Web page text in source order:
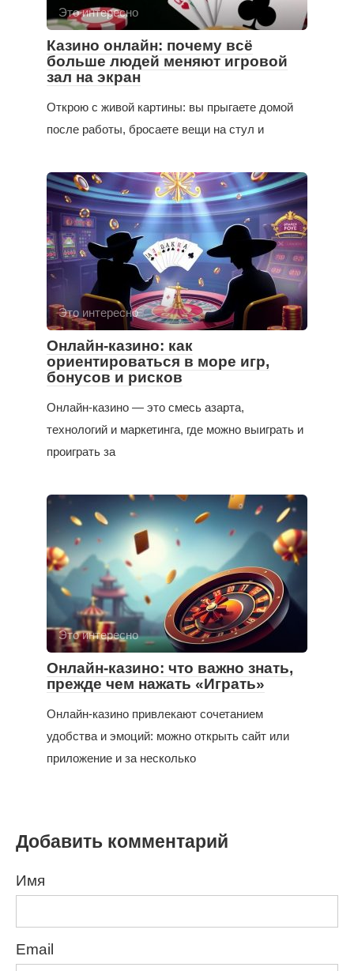
Это интересно
Казино онлайн: почему всё
больше людей меняют игровой
зал на экран
Открою с живой картины: вы прыгаете домой
после работы, бросаете вещи на стул и
Это интересно
Онлайн-казино: как
ориентироваться в море игр,
бонусов и рисков
Онлайн-казино — это смесь азарта,
технологий и маркетинга, где можно выиграть и
проиграть за
Это интересно
Онлайн-казино: что важно знать,
прежде чем нажать «Играть»
Онлайн-казино привлекают сочетанием
удобства и эмоций: можно открыть сайт или
приложение и за несколько
Добавить комментарий
Имя
Email